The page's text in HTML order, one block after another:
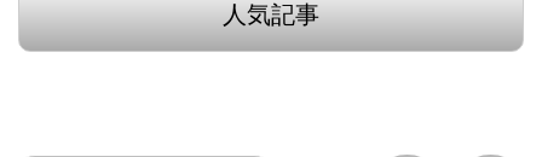
人気記事